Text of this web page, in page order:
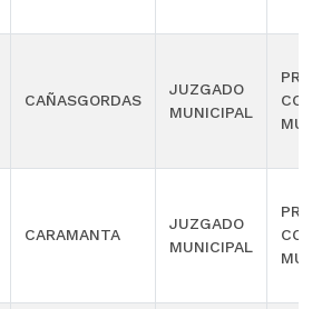
CAÑASGORDAS
JUZGADO
MUNICIPAL
CARAMANTA
JUZGADO
MUNICIPAL